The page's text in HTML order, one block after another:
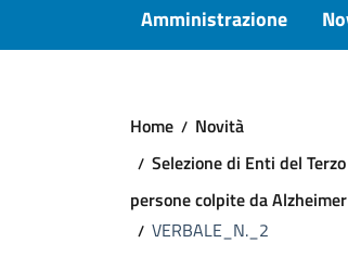
Amministrazione
Home
Novità
Selezione di Enti del
persone colpite da
VERBALE_N._2